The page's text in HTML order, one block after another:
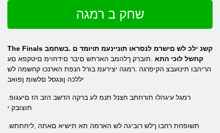
שחק ב רמגה
The Finals קשנ ילכ לש םישרמ לנסראו תוניינעמ תויומד ם .בשחמב
קחשל לוכי התא .תוברק ךלהמב הארתש םיבר םידחוימ םיטקפא םע
הריהבו תינועבצ הקיפרגה .רמגה יצירעמ בורל הנפת הארנכו קחשמה לש
יללכה ןונגסל םלשומ ןפואב
תוצובק י